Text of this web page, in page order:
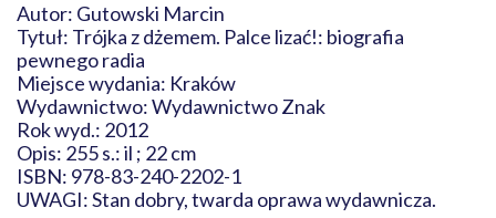
Autor: Gutowski Marcin
Tytuł: Trójka z dżemem. Palce lizać!: biografia
pewnego radia
Miejsce wydania: Kraków
Wydawnictwo: Wydawnictwo Znak
Rok wyd.: 2012
Opis: 255 s.: il ; 22 cm
ISBN: 978-83-240-2202-1
UWAGI: Stan dobry, twarda oprawa wydawnicza.